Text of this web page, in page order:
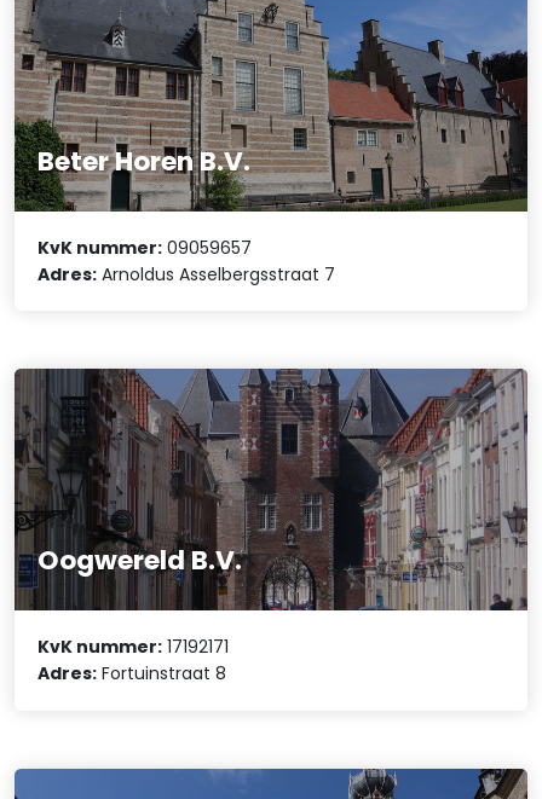
Beter Horen B.V.
KvK nummer: 09059657
Adres: Arnoldus Asselbergsstraat 7
Oogwereld B.V.
KvK nummer: 17192171
Adres: Fortuinstraat 8